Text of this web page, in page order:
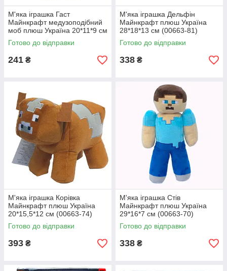
М'яка іграшка Гаст
Майнкрафт медузоподібний
моб плюш Україна 20*11*9 см
(00663-80)
Готово до відправки
241 ₴
М'яка іграшка Дельфін
Майнкрафт плюш Україна
28*18*13 см (00663-81)
Готово до відправки
338 ₴
М'яка іграшка Корівка
Майнкрафт плюш Україна
20*15,5*12 см (00663-74)
Готово до відправки
393 ₴
М'яка іграшка Стів
Майнкрафт плюш Україна
29*16*7 см (00663-70)
Готово до відправки
338 ₴